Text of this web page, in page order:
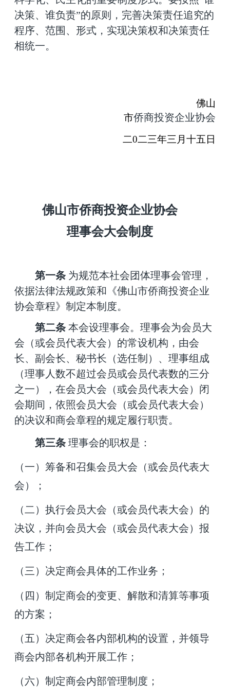
决策、谁负责”的原则，完善决策责任追究的
程序、范围、形式，实现决策权和决策责任
相统一。
佛山
市侨商投资企业协会
二0二三年三月 十五 日
佛山市侨商投资企业协会
理事会大会制度
第一条 为规范本社会团体理事会管理，
依据法律法规政策和《佛山市侨商投资企业
协会章程》制定本制度。
第二条 本会设理事会。理事会为会员大
会（或会员代表大会）的常设机构，由会
长、副会长、秘书长（选任制）、理事组成
（理事人数不超过会员或会员代表数的三分
之一），在会员大会（或会员代表大会）闭
会期间，依照会员大会（或会员代表大会）
的决议和商会章程的规定履行职责。
第三条 理事会的职权是：
（一）筹备和召集会员大会（或会员代表大
会）；
（二）执行会员大会（或会员代表大会）的
决议，并向会员大会（或会员代表大会）报
告工作；
（三）决定商会具体的工作业务；
（四）制定商会的变更、解散和清算等事项
的方案；
（五）决定商会各内部机构的设置，并领导
商会内部各机构开展工作；
（六）制定商会内部管理制度；